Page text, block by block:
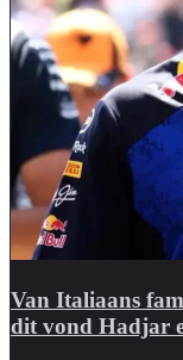
Van Italiaans
dit vond Hadjar